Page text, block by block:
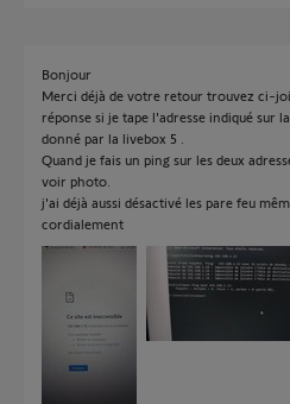
Bonjour
Merci déjà de votre retour trouvez ci-
réponse si je tape l'adresse indiqué sur
donné par la livebox 5 .
Quand je fais un ping sur les deux
voir photo.
j'ai déjà aussi désactivé les pare feu
cordialement